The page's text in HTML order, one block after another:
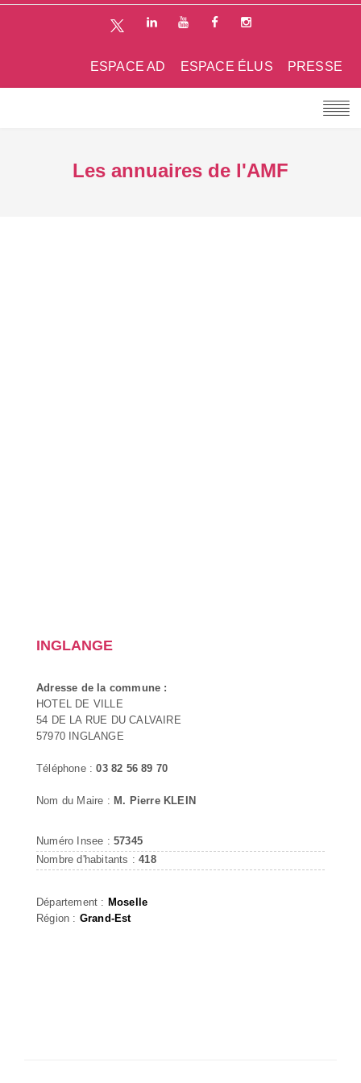
PRESSE
ESPACE ÉLUS
ESPACE AD
Les annuaires de l'AMF
INGLANGE
Adresse de la commune :
HOTEL DE VILLE
54 DE LA RUE DU CALVAIRE
57970 INGLANGE
Téléphone :03 82 56 89 70
Nom du Maire : M. Pierre KLEIN
Numéro Insee : 57345
Nombre d'habitants :418
Département : Moselle
Région : Grand-Est